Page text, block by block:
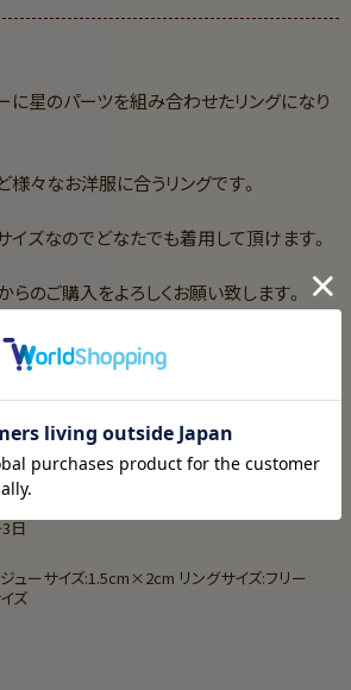
に星のパーツを組み合わせたリングになり
様々なお洋服に合うリングです。
イズなのでどなたでも着用して頂けます。
のご購入をよろしくお願い致します。
日
ューサイズ:1.5cm×2cm リングサイズ:フリー
ズ